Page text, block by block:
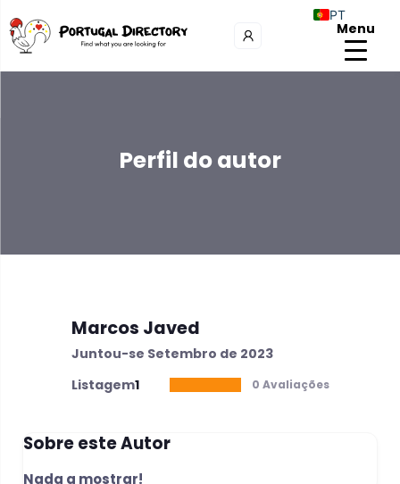
Menu
Perfil do autor
Marcos Javed
Juntou-se Setembro de 2023
Listagem1 0 Avaliações
Sobre este Autor
Nada a mostrar!
PT